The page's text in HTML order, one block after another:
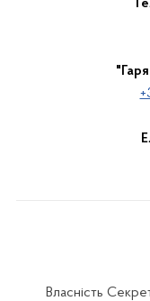
Власність